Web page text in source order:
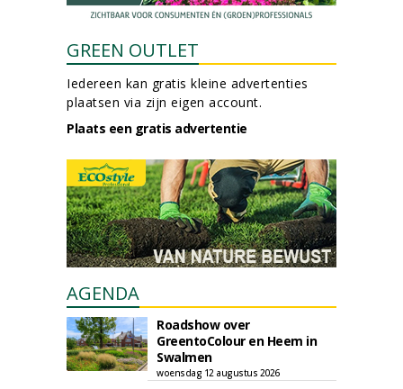
GREEN OUTLET
Iedereen kan gratis kleine advertenties
plaatsen via zijn eigen account.
Plaats een gratis advertentie
AGENDA
Roadshow over
GreentoColour en Heem in
Swalmen
woensdag 12 augustus 2026